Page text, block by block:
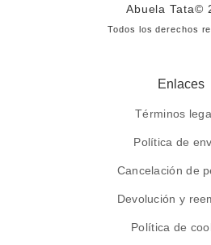
Abuela Tata©
Todos los derechos
Enlaces
Términos
Política de
Cancelación de
Devolución y
Política de